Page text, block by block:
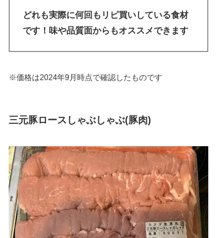
どれも実際に何回もリピ買いしている食材
です！味や品質面からもオススメできます
※価格は2024年9月時点で確認したものです
三元豚ロースしゃぶしゃぶ(豚肉)